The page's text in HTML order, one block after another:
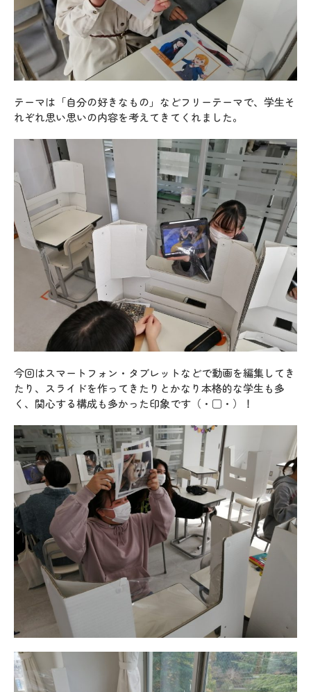
テーマは「自分の好きなもの」などフリーテーマで、学生そ
れぞれ思い思いの内容を考えてきてくれました。
今回はスマートフォン・タブレットなどで動画を編集してき
たり、スライドを作ってきたりとかなり本格的な学生も多
く、関心する構成も多かった印象です（・□・）！